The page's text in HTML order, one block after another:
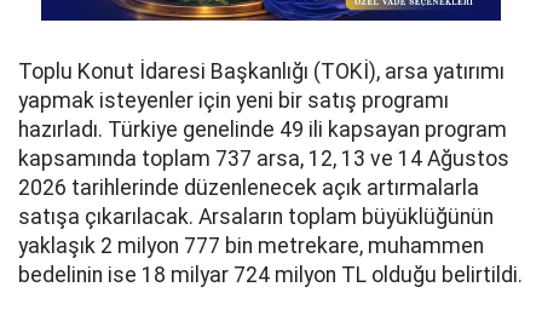
Toplu Konut İdaresi Başkanlığı (TOKİ), arsa yatırımı
yapmak isteyenler için yeni bir satış programı
hazırladı. Türkiye genelinde 49 ili kapsayan program
kapsamında toplam 737 arsa, 12, 13 ve 14 Ağustos
2026 tarihlerinde düzenlenecek açık artırmalarla
satışa çıkarılacak. Arsaların toplam büyüklüğünün
yaklaşık 2 milyon 777 bin metrekare, muhammen
bedelinin ise 18 milyar 724 milyon TL olduğu belirtildi.